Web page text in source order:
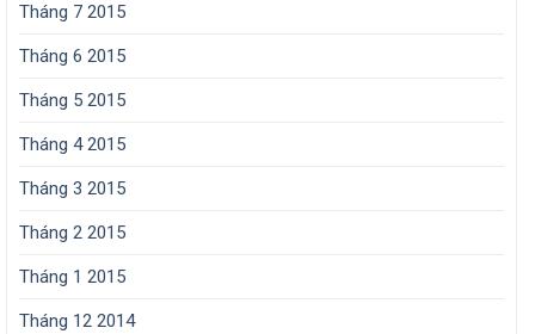
Tháng 7 2015
Tháng 6 2015
Tháng 5 2015
Tháng 4 2015
Tháng 3 2015
Tháng 2 2015
Tháng 1 2015
Tháng 12 2014